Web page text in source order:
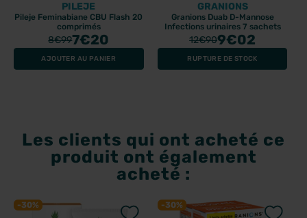
PILEJE
Pileje Feminabiane CBU Flash 20
comprimés
8€997€20
AJOUTER AU PANIER
GRANIONS
Granions Duab D-Mannose
Infections urinaires 7 sachets
12€909€02
RUPTURE DE STOCK
Les clients qui ont acheté ce
produit ont également
acheté :
-30% -30%